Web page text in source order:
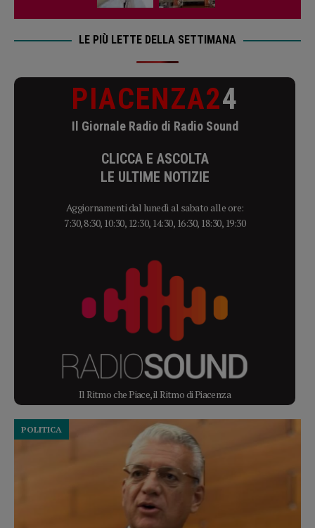
LE PIÙ LETTE DELLA SETTIMANA
PIACENZA24
Il Giornale Radio di Radio Sound
CLICCA E ASCOLTA
LE ULTIME NOTIZIE
Aggiornamenti dal lunedì al sabato alle ore:
7:30, 8:30, 10:30, 12:30, 14:30, 16:30, 18:30, 19:30
Il Ritmo che Piace, il Ritmo di Piacenza
POLITICA